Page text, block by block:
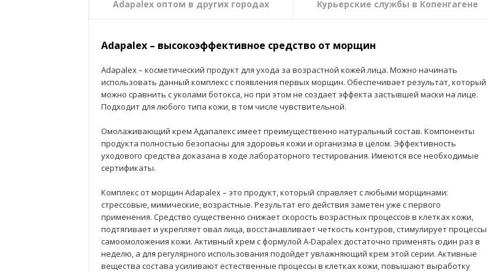
Adapalex оптом в других городах Курьерские службы в Копенгагене
Adapalex – высокоэффективное средство от морщин
Adapalex – косметический продукт для ухода за возрастной кожей лица. Можно начинать
использовать данный комплекс с появления первых морщин. Обеспечивает результат, который
можно сравнить с уколами ботокса, но при этом не создает эффекта застывшей маски на лице.
Подходит для любого типа кожи, в том числе чувствительной.
Омолаживающий крем Адапалекс имеет преимущественно натуральный состав. Компоненты
продукта полностью безопасны для здоровья кожи и организма в целом. Эффективность
уходового средства доказана в ходе лабораторного тестирования. Имеются все необходимые
сертификаты.
Комплекс от морщин Adapalex – это продукт, который справляет с любыми морщинами:
стрессовые, мимические, возрастные. Результат его действия заметен уже с первого
применения. Средство существенно снижает скорость возрастных процессов в клетках кожи,
подтягивает и укрепляет овал лица, восстанавливает четкость контуров, стимулирует процессы
самоомоложения кожи. Активный крем с формулой A-Dapalex достаточно применять один раз в
неделю, а для регулярного использования подойдет увлажняющий крем этой серии. Активные
вещества состава усиливают естественные процессы в клетках кожи, повышают выработку